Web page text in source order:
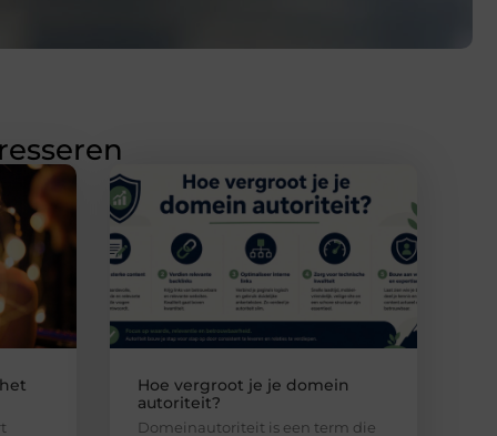
Hoe vergroot je je domein
autoriteit?
Domeinautoriteit is een term die